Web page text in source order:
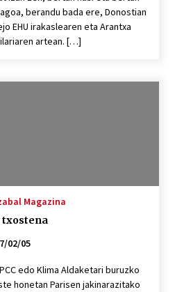
berandu bada ere, Donostian
EHU irakaslearen eta Arantxa
artean. […]
Magazina
txostena
02/05
edo Klima Aldaketari buruzko
honetan Parisen jakinarazitako